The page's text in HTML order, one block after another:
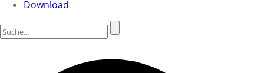
Download